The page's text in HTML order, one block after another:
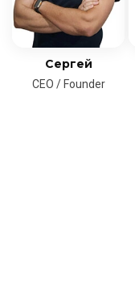
Сергей
CEO / Founder